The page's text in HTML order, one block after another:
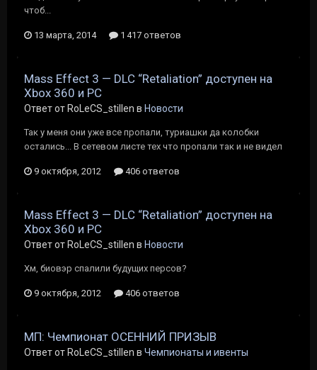
чтоб...
13 марта, 2014 1 417 ответов
Mass Effect 3 — DLC “Retaliation” доступен на
Xbox 360 и РС
Ответ от RoLeCS_stillen в Новости
Так у меня они уже все пропали, туриашки да колобки
остались... В сетевом листе тех что пропали так и не видел
9 октября, 2012 406 ответов
Mass Effect 3 — DLC “Retaliation” доступен на
Xbox 360 и РС
Ответ от RoLeCS_stillen в Новости
Хм, биовэр спалили будущих персов?
9 октября, 2012 406 ответов
МП: Чемпионат ОСЕННИЙ ПРИЗЫВ
Ответ от RoLeCS_stillen в Чемпионаты и ивенты